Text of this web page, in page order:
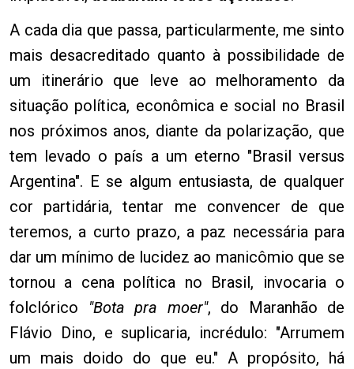
A cada dia que passa, particularmente, me sinto
mais desacreditado quanto à possibilidade de
um itinerário que leve ao melhoramento da
situação política, econômica e social no Brasil
nos próximos anos, diante da polarização, que
tem levado o país a um eterno "Brasil versus
Argentina". E se algum entusiasta, de qualquer
cor partidária, tentar me convencer de que
teremos, a curto prazo, a paz necessária para
dar um mínimo de lucidez ao manicômio que se
tornou a cena política no Brasil, invocaria o
folclórico
"Bota pra moer", do Maranhão de
Flávio Dino, e suplicaria, incrédulo: "Arrumem
um mais doido do que eu." A propósito, há